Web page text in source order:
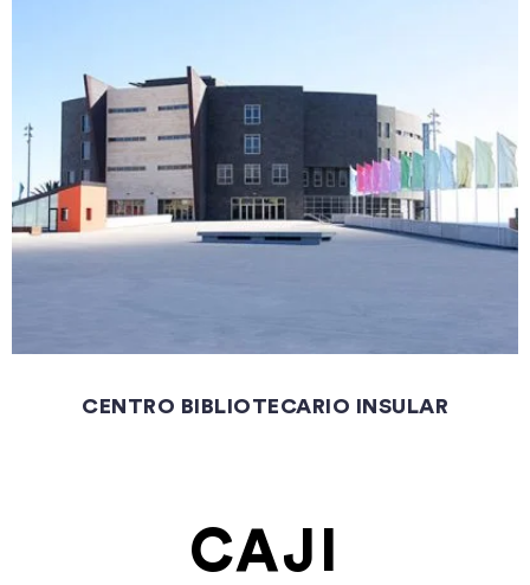
CENTRO BIBLIOTECARIO INSULAR
CAJI